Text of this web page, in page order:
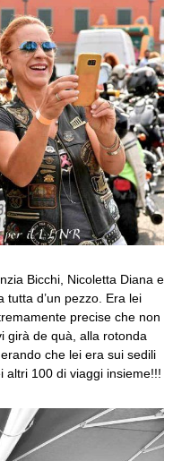
Bicchi, Nicoletta Diana e
tutta d’un pezzo. Era lei
precise che non
girà de quà, alla rotonda
che lei era sui sedili
100 di viaggi insieme!!!